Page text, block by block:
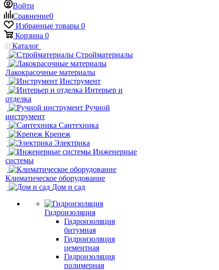
Войти
Сравнение0
Избранные товары 0
Корзина 0
Каталог
Стройматериалы
Лакокрасочные материалы
Инструмент
Интерьер и
отделка
Ручной
инструмент
Сантехника
Крепеж
Электрика
Инженерные
системы
Климатическое оборудование
Дом и сад
Гидроизоляция
Гидроизоляция
битумная
Гидроизоляция
цементная
Гидроизоляция
полимерная